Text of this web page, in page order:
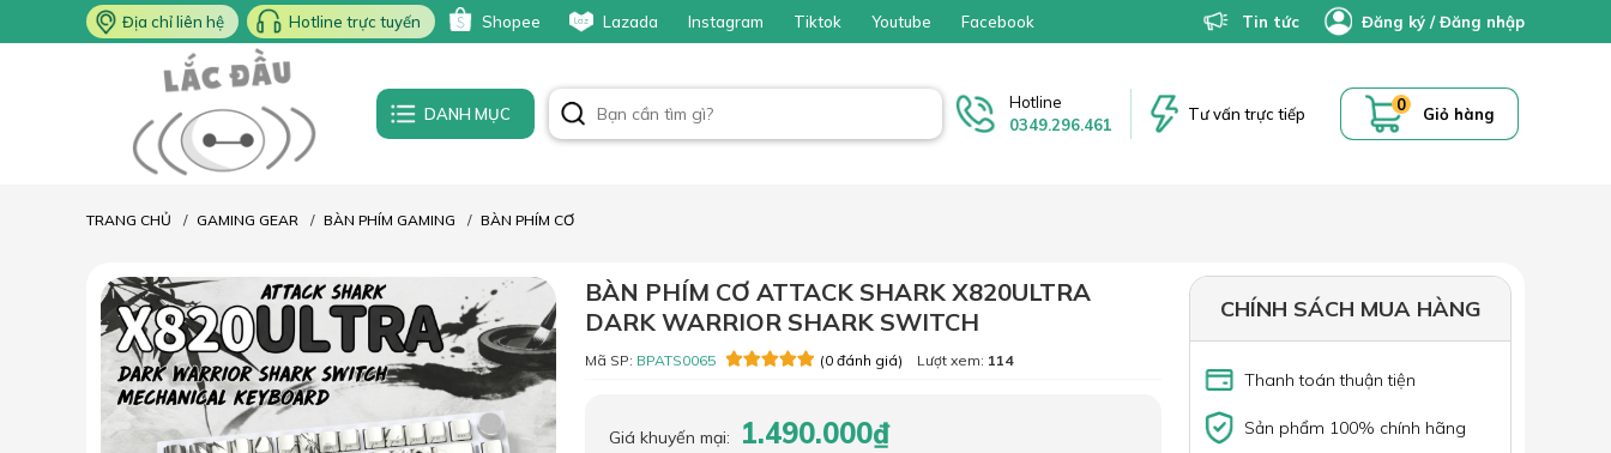
Địa chỉ liên hệ Hotline trực tuyến Shopee Lazada Instagram Tiktok Youtube Facebook Tin tức Đăng ký /Đăng nhập
DANH MỤC
Hotline
0349.296.461
Tư vấn trực tiếp 0 Giỏ hàng
TRANG CHỦ GAMING GEAR BÀN PHÍM GAMING BÀN PHÍM CƠ
BÀN PHÍM CƠ ATTACK SHARK X820ULTRA
DARK WARRIOR SHARK SWITCH
Mã SP: BPATS0065 (0 đánh giá) Lượt xem: 114
Giá khuyến mại: 1.490.000₫
CHÍNH SÁCH MUA HÀNG
Thanh toán thuận tiện
Sản phẩm 100% chính hãng